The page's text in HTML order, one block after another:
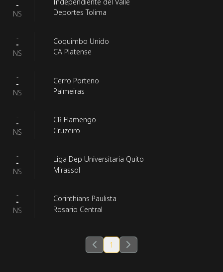
-
NS
Deportes Tolima
-
-
NS
Coquimbo Unido
CA Platense
-
-
NS
Cerro Porteno
Palmeiras
-
-
NS
CR Flamengo
Cruzeiro
-
-
NS
Liga Dep Universitaria Quito
Mirassol
-
-
NS
Corinthians Paulista
Rosario Central
1